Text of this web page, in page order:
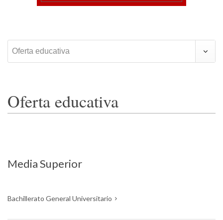
Oferta educativa
Oferta educativa
Media Superior
Bachillerato General Universitario